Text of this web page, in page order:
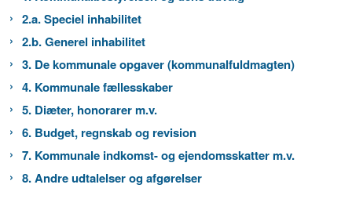
2.a. Speciel inhabilitet
2.b. Generel inhabilitet
3. De kommunale opgaver (kommunalfuldmagten)
4. Kommunale fællesskaber
5. Diæter, honorarer m.v.
6. Budget, regnskab og revision
7. Kommunale indkomst- og ejendomsskatter m.v.
8. Andre udtalelser og afgørelser